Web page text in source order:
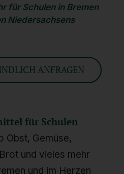
für Schulen in Bremen
Niedersachsens
ANFRAGEN
für Schulen
Obst, Gemüse,
und vieles mehr
und im Herzen